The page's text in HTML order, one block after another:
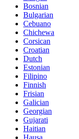
Bosnian
Bulgarian
Cebuano
Chichewa
Corsican
Croatian
Dutch
Estonian
Filipino
Finnish
Frisian
Galician
Georgian
Gujarati
Haitian